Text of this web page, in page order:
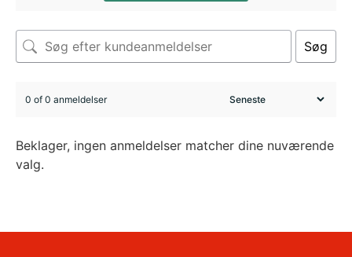
Søg
0 of 0 anmeldelser
Beklager, ingen anmeldelser matcher dine nuværende
valg.